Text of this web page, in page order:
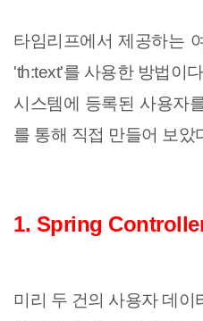
타임리프에서 제공하는
'th:text'를 사용한 방법이
시스템에 등록된 사용자
를 통해 직접 만들어 보았
1. Spring
미리 두 건의 사용자 데이